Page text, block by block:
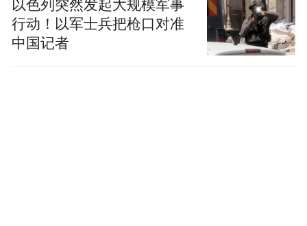
以色列突然发起大规模军事
行动！以军士兵把枪口对准
中国记者